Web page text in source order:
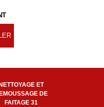
NETTOYAGE ET
DE
FAITAGE 31